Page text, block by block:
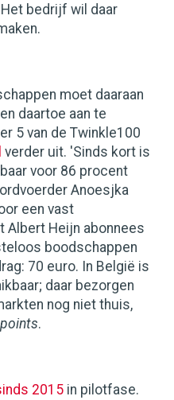
bedrijf wil daar
moet daaraan
daartoe aan te
5 van de Twinkle100
verder uit. 'Sinds kort is
voor 86 procent
Anoesjka
een vast
Albert Heijn abonnees
boodschappen
70 euro. In België is
daar bezorgen
nog niet thuis,
.
2015 in pilotfase.